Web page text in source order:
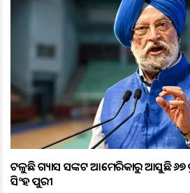
ଟଳୁଛି ଗ୍ୟାସ ସଙ୍କଟ ଆମେରିକାରୁ ଆସୁଛି ୬୭
ସିଂହ ପୁରୀ